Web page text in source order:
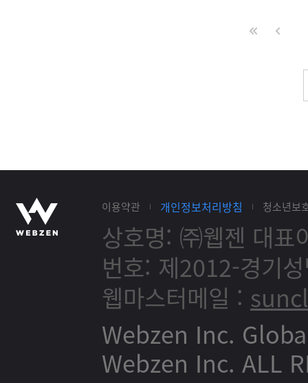
이용약관 개인정보처리방침 청소년보
상호명: ㈜웹젠 대표
번호: 제2012-경기
웹마스터메일 :
Webzen Inc.
Webzen Inc. ALL